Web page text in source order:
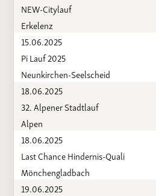
NEW-Citylauf
Erkelenz
15.06.2025
Pi Lauf 2025
Neunkirchen-Seelscheid
18.06.2025
32. Alpener Stadtlauf
Alpen
18.06.2025
Last Chance Hindernis-Quali
Mönchengladbach
19.06.2025